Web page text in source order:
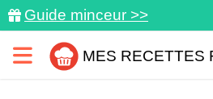
Guide minceur >>
MES RECETTES